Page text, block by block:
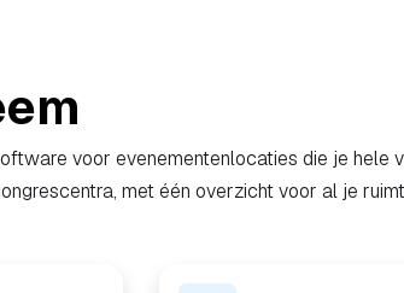
voor evenementenlocaties die je hele
met één overzicht voor al je